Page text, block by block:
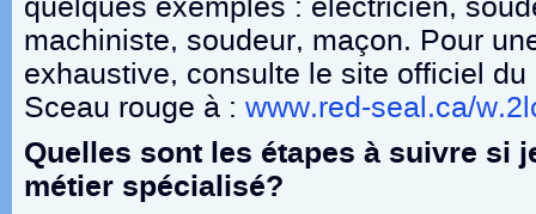
quelques exemples : électricien,
machiniste, soudeur, maçon. Pour
exhaustive, consulte le site officiel du
Sceau rouge à : www.red-seal.ca/
Quelles sont les étapes à suivre si
métier spécialisé?